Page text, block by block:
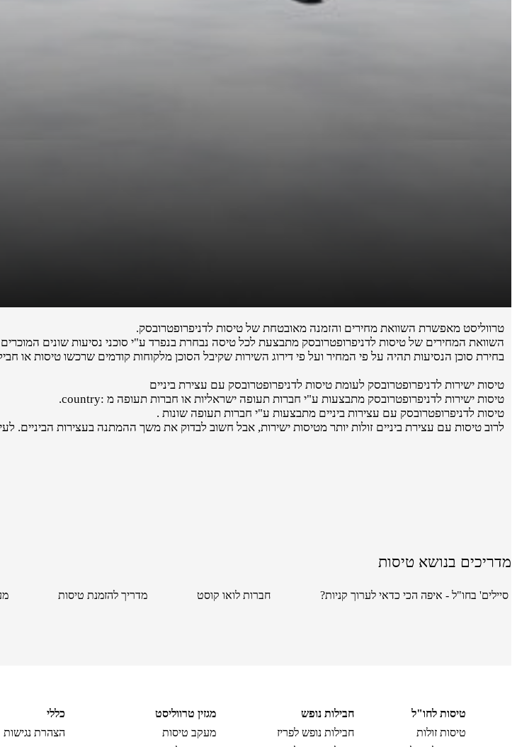
טרווליסט מאפשרת השוואת מחירים והזמנה מאובטחת של טיסות לדניפרופטרובסק.
השוואת המחירים של טיסות לדניפרופטרובסק מתבצעת לכל טיסה נבחרת בנפרד ע"י סוכני נסיעות שונים
בחירת סוכן הנסיעות תהיה על פי המחיר ועל פי דירוג השירות שקיבל הסוכן מלקוחות קודמים שרכשו טיסות או
טיסות ישירות לדניפרופטרובסק לעומת טיסות לדניפרופטרובסק עם עצירת ביניים
טיסות ישירות לדניפרופטרובסק מתבצעות ע"י חברות תעופה ישראליות או חברות תעופה מ :country.
טיסות לדניפרופטרובסק עם עצירות ביניים מתבצעות ע"י חברות תעופה שונות .
לרוב טיסות עם עצירת ביניים זולות יותר מטיסות ישירות, אבל חשוב לבדוק את משך ההמתנה בעצירות הביניים.
מדריכים בנושא טיסות
סיילים' בחו"ל - איפה הכי כדאי לערוך קניות? חברות לואו קוסט מדריך להזמנת טיסות
טיסות לחו"ל
טיסות זולות
חבילות נופש
חבילות נופש לפריז
מגזין טרווליסט
מעקב טיסות
כללי
הצהרת נגישות